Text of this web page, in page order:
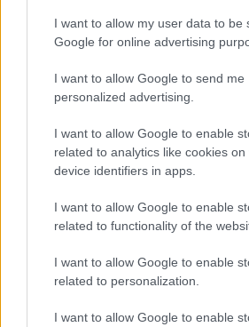
I want to allow my user data to be
Google for online advertising
I want to allow Google to send me
personalized advertising.
I want to allow Google to enable
related to analytics like cookies on
device identifiers in apps.
I want to allow Google to enable
related to functionality of the
I want to allow Google to enable
related to personalization.
I want to allow Google to enable
o p
p
NOTIZIE RECENTI
Ristorante distrutto dalle
Maddalena, incendio a
Le previsioni meteo per il
Gallura
Michelle Hunziker in
vivo: un amico vip svela